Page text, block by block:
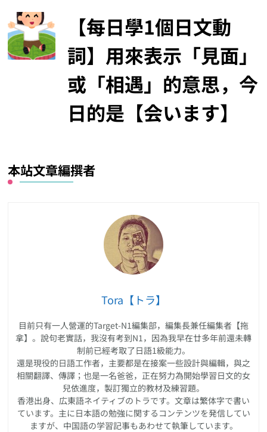
【每日學1個日文動
詞】用來表示「見面」
或「相遇」的意思，今
日的是【会います】
本站文章編撰者
Tora【トラ】
目前只有一人營運的Target-N1編集部，編集長兼任編集者【拖
拿】。說句老實話，我沒有考到N1，因為我早在廿多年前還未轉
制前已經考取了日語1級能力。
還是現役的日語工作者，主要都是在接案一些設計與編輯，與之
相關翻譯、傳譯；也是一名爸爸，正在努力為開始學習日文的女
兒依進度，製訂獨立的教材及練習題。
香港出身、広東語ネイティブのトラです。文章は繁体字で書い
ています。主に日本語の勉強に関するコンテンツを発信してい
ますが、中国語の学習記事もあわせて執筆しています。